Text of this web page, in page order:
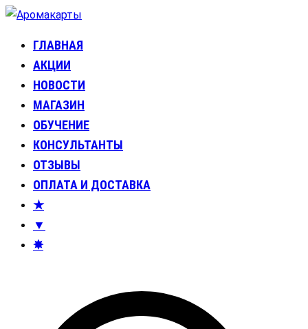
Перейти
содержимому
Аромакарты
Психологические эфирные карты • Аромапсихология
ГЛАВНАЯ
АКЦИИ
НОВОСТИ
МАГАЗИН
ОБУЧЕНИЕ
КОНСУЛЬТАНТЫ
ОТЗЫВЫ
ОПЛАТА И ДОСТАВКА
★
▼
✸